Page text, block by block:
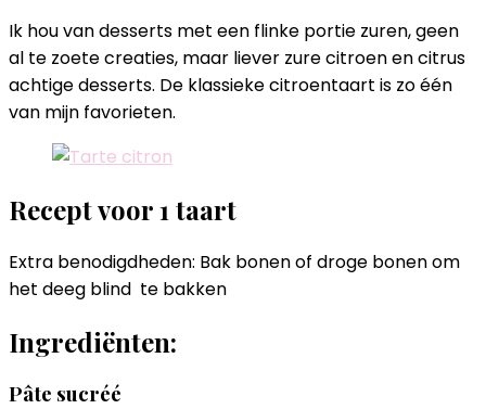
of
liever
Tarte
Citron
Ik hou van desserts met een flinke portie zuren, geen
al te zoete creaties, maar liever zure citroen en citrus
achtige desserts. De klassieke citroentaart is zo één
van mijn favorieten.
Recept voor 1 taart
Extra benodigdheden: Bak bonen of droge bonen om
het deeg blind te bakken
Ingrediënten:
Pâte sucréé